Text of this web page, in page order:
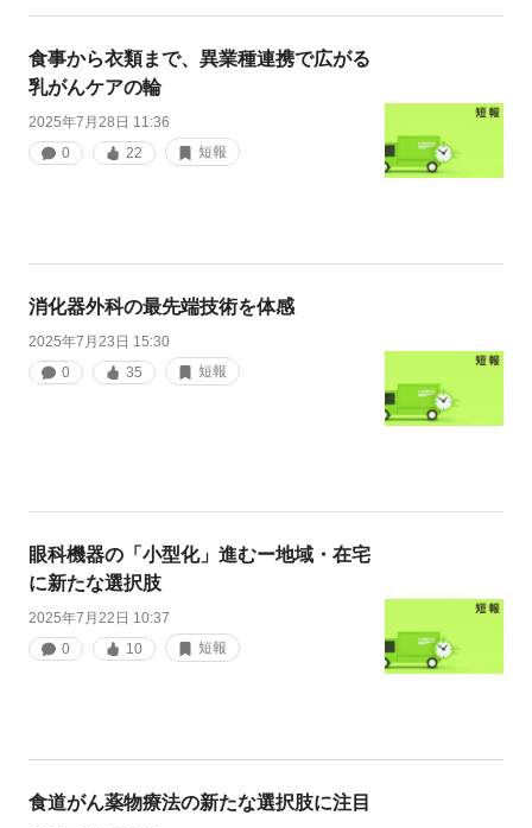
食事から衣類まで、異業種連携で広がる
乳がんケアの輪
2025年7月28日 11:36
0
22 短報
消化器外科の最先端技術を体感
2025年7月23日 15:30
0
35 短報
眼科機器の「小型化」進むー地域・在宅
に新たな選択肢
2025年7月22日 10:37
0
10 短報
食道がん薬物療法の新たな選択肢に注目